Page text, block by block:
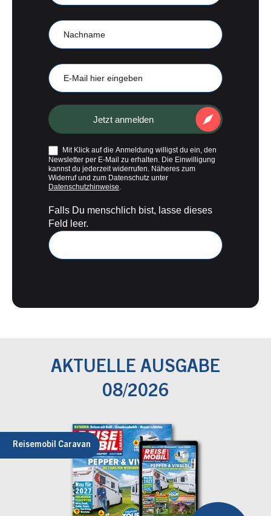
Nachname
Mail
Jetzt anmelden
Mit Klick auf die Anmeldung willigst du ein, den
Newsletter per E-Mail zu erhalten. Die Einwilligung
kannst du jederzeit widerrufen. Näheres zum
Widerruf und zum Datenschutz unter
Datenschutzhinweise.
Falls Du menschlich bist, lasse dieses
Feld leer.
AKTUELLE AUSGABE
08/2026
Reisemobil Caravan